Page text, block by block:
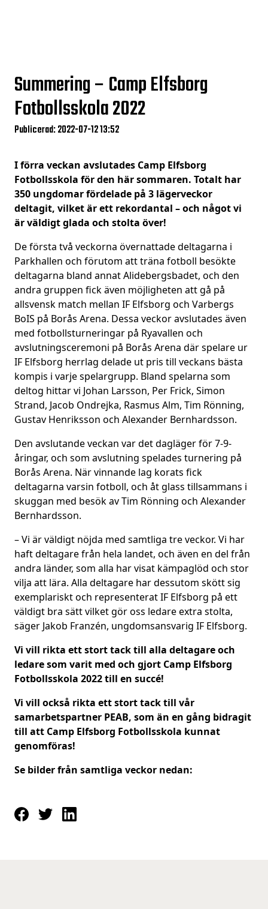
Summering – Camp Elfsborg
Fotbollsskola 2022
Publicerad: 2022-07-12 13:52
I förra veckan avslutades Camp Elfsborg
Fotbollsskola för den här sommaren. Totalt har
350 ungdomar fördelade på 3 lägerveckor
deltagit, vilket är ett rekordantal – och något vi
är väldigt glada och stolta över!
De första två veckorna övernattade deltagarna i
Parkhallen och förutom att träna fotboll besökte
deltagarna bland annat Alidebergsbadet, och den
andra gruppen fick även möjligheten att gå på
allsvensk match mellan IF Elfsborg och Varbergs
BoIS på Borås Arena. Dessa veckor avslutades även
med fotbollsturneringar på Ryavallen och
avslutningsceremoni på Borås Arena där spelare ur
IF Elfsborg herrlag delade ut pris till veckans bästa
kompis i varje spelargrupp. Bland spelarna som
deltog hittar vi Johan Larsson, Per Frick, Simon
Strand, Jacob Ondrejka, Rasmus Alm, Tim Rönning,
Gustav Henriksson och Alexander Bernhardsson.
Den avslutande veckan var det dagläger för 7-9-
åringar, och som avslutning spelades turnering på
Borås Arena. När vinnande lag korats fick
deltagarna varsin fotboll, och åt glass tillsammans i
skuggan med besök av Tim Rönning och Alexander
Bernhardsson.
– Vi är väldigt nöjda med samtliga tre veckor. Vi har
haft deltagare från hela landet, och även en del från
andra länder, som alla har visat kämpaglöd och stor
vilja att lära. Alla deltagare har dessutom skött sig
exemplariskt och representerat IF Elfsborg på ett
väldigt bra sätt vilket gör oss ledare extra stolta,
säger Jakob Franzén, ungdomsansvarig IF Elfsborg.
Vi vill rikta ett stort tack till alla deltagare och
ledare som varit med och gjort Camp Elfsborg
Fotbollsskola 2022 till en succé!
Vi vill också rikta ett stort tack till vår
samarbetspartner PEAB, som än en gång bidragit
till att Camp Elfsborg Fotbollsskola kunnat
genomföras!
Se bilder från samtliga veckor nedan: